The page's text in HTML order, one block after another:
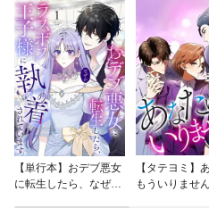
【単行本】おデブ悪女
に転生したら、なぜか
【タテヨミ】
もういりません